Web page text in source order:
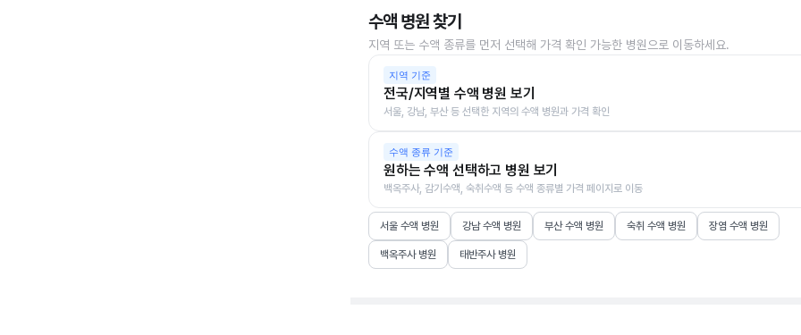
수액 병원 찾기
지역 또는 수액 종류를 먼저 선택해 가격 확인 가능한 병원으로 이동하세요.
지역 기준
전국/지역별 수액 병원 보기
서울, 강남, 부산 등 선택한 지역의 수액 병원과 가격 확인
수액 종류 기준
원하는 수액 선택하고 병원 보기
백옥주사, 감기수액, 숙취수액 등 수액 종류별 가격 페이지로 이동
서울 수액 병원 강남 수액 병원 부산 수액 병원 숙취 수액 병원 장염 수액 병원
백옥주사 병원 태반주사 병원